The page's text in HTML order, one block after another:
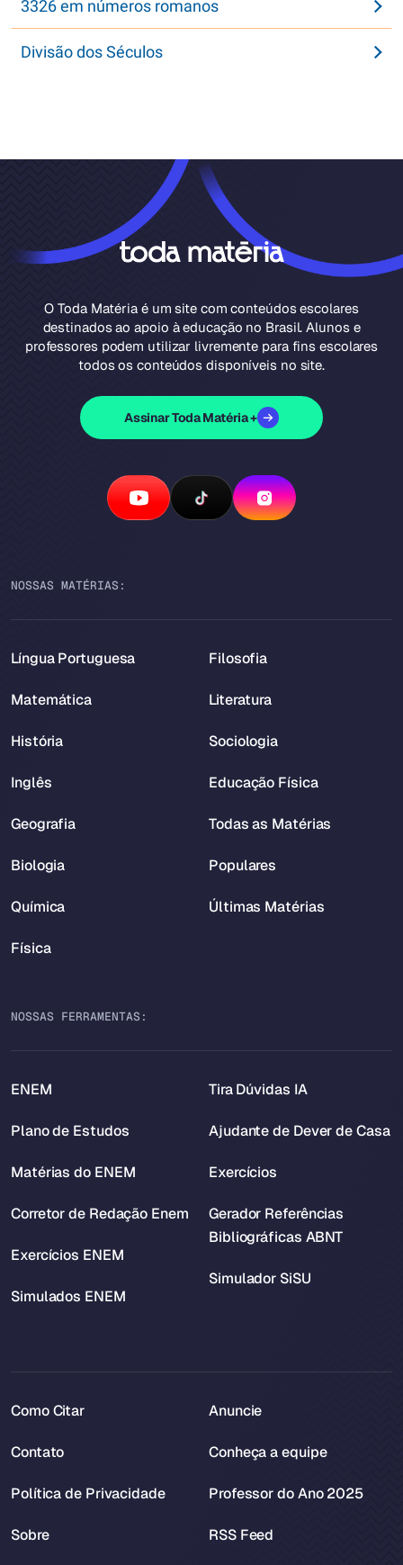
3326 em números romanos
Divisão dos Séculos
O Toda Matéria é um site com conteúdos escolares
destinados ao apoio à educação no Brasil. Alunos e
professores podem utilizar livremente para fins escolares
todos os conteúdos disponíveis no site.
Assinar Toda Matéria +
NOSSAS MATÉRIAS:
Língua Portuguesa
Matemática
História
Inglês
Geografia
Biologia
Química
Física
Filosofia
Literatura
Sociologia
Educação Física
Todas as Matérias
Populares
Últimas Matérias
NOSSAS FERRAMENTAS:
ENEM
Plano de Estudos
Matérias do ENEM
Corretor de Redação Enem
Exercícios ENEM
Simulados ENEM
Tira Dúvidas IA
Ajudante de Dever de Casa
Exercícios
Gerador Referências
Bibliográficas ABNT
Simulador SiSU
Como Citar
Contato
Política de Privacidade
Sobre
Anuncie
Conheça a equipe
Professor do Ano 2025
RSS Feed